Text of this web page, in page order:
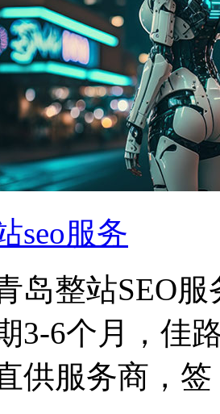
seo服务
岛整站SEO
3-6个月，佳
供服务商，签